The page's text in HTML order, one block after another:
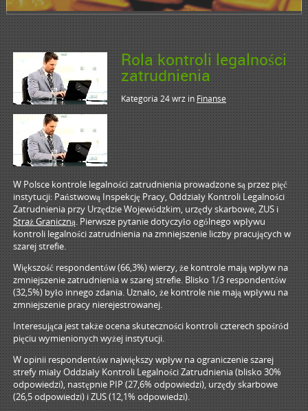
Rola kontroli legalności
zatrudnienia
Kategoria 24 wrzinFinanse
W Polsce kontrole legalności zatrudnienia prowadzone są przez pięć
instytucji: Państwową Inspekcję Pracy, Oddziały Kontroli Legalności
Zatrudnienia przy Urzędzie Wojewódzkim, urzędy skarbowe, ZUS i
Straż Graniczną. Pierwsze pytanie dotyczyło ogólnego wpływu
kontroli legalności zatrudnienia na zmniejszenie liczby pracujących w
szarej strefie.
Większość respondentów (66,3%) wierzy, że kontrole mają wpływ na
zmniejszenie zatrudnienia w szarej strefie. Blisko 1/3 respondentów
(32,5%) było innego zdania. Uznało, że kontrole nie mają wpływu na
zmniejszenie pracy nierejestrowanej.
Interesująca jest także ocena skuteczności kontroli czterech spośród
pięciu wymienionych wyżej instytucji.
W opinii respondentów największy wpływ na ograniczenie szarej
strefy miały Oddziały Kontroli Legalności Zatrudnienia (blisko 30%
odpowiedzi), następnie PIP (27,6% odpowiedzi), urzędy skarbowe
(26,5 odpowiedzi) i ZUS (12,1% odpowiedzi).